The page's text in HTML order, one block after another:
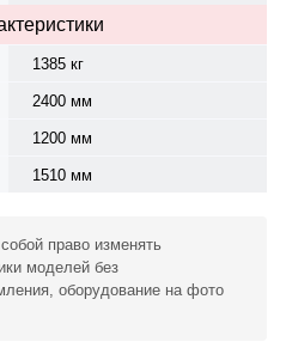
1385 кг
2400 мм
1200 мм
1510 мм
право изменять
моделей без
оборудование на фото